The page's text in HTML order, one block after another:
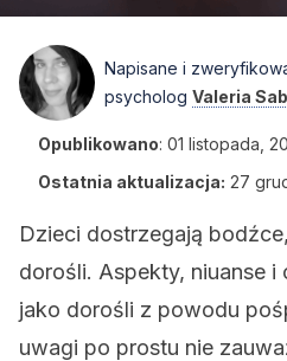
Napisane i
psycholog Valeria
Opublikowano: 01 listopada,
Ostatnia aktualizacja: 27
Dzieci dostrzegają
dorośli. Aspekty, niuanse
jako dorośli z powodu
uwagi po prostu nie